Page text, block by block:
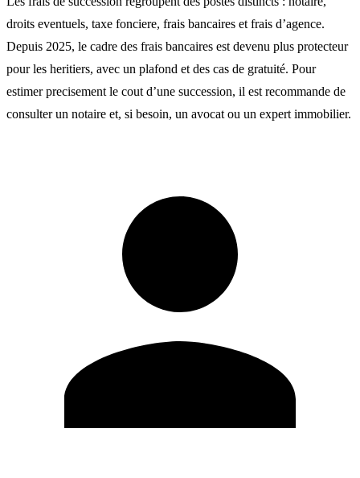
droits eventuels, taxe fonciere, frais bancaires et frais d’agence.
Depuis 2025, le cadre des frais bancaires est devenu plus protecteur
pour les heritiers, avec un plafond et des cas de gratuité. Pour
estimer precisement le cout d’une succession, il est recommande de
consulter un notaire et, si besoin, un avocat ou un expert immobilier.